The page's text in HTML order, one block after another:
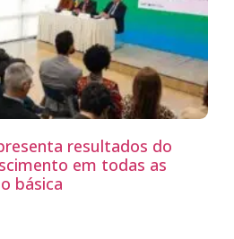
resultados do
em todas as
básica